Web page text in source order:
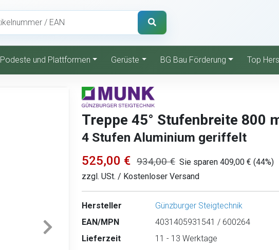
Podeste und Plattformen Gerüste BG Bau Förderung Top
Treppe 45° Stufenbreite 800
4 Stufen Aluminium geriffelt
525,00 € 934,00 € Sie sparen 409,00 € (44%)
zzgl. USt. / Kostenloser Versand
Hersteller
Günzburger Steigtechnik
EAN/MPN
4031405931541 / 600264
Lieferzeit
11 - 13 Werktage